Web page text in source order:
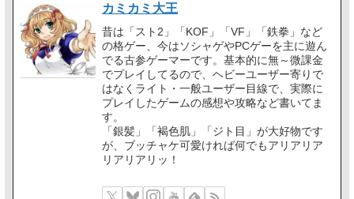
カミカミ大王
昔は「スト2」「KOF」「VF」「鉄拳」など
の格ゲー、今はソシャゲやPCゲーを主に遊ん
でる古参ゲーマーです。基本的に無～微課金
でプレイしてるので、ヘビーユーザー寄りで
はなくライト・一般ユーザー目線で、実際に
プレイしたゲームの感想や攻略など書いてま
す。
「銀髪」「褐色肌」「ジト目」が大好物です
が、ブッチャケ可愛ければ何でもアリアリア
リアリアリッ！